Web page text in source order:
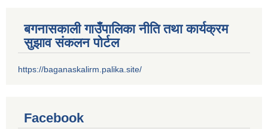
बगनासकाली गाउँपालिका नीति तथा कार्यक्रम
सुझाव संकलन पोर्टल
https://baganaskalirm.palika.site/
Facebook